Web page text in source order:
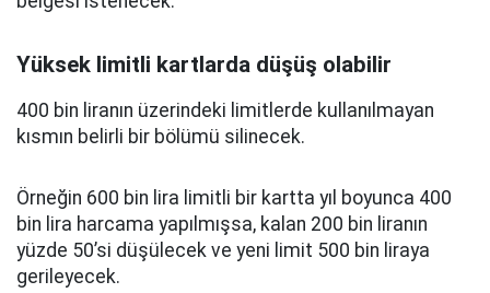
Yüksek limitli kartlarda düşüş olabilir
400 bin liranın üzerindeki limitlerde kullanılmayan
kısmın belirli bir bölümü silinecek.
Örneğin 600 bin lira limitli bir kartta yıl boyunca 400
bin lira harcama yapılmışsa, kalan 200 bin liranın
yüzde 50’si düşülecek ve yeni limit 500 bin liraya
gerileyecek.